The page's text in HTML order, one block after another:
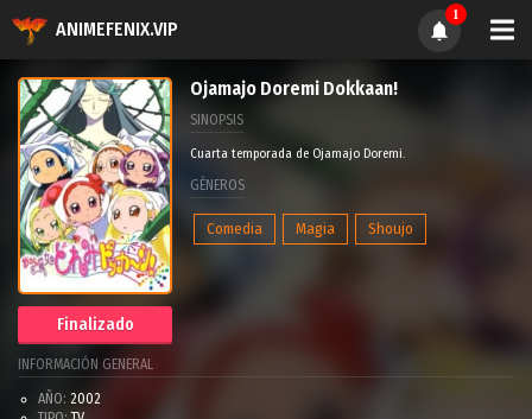
ANIMEFENIX.VIP
1
Finalizado
Ojamajo Doremi Dokkaan!
SINOPSIS
Cuarta temporada de Ojamajo Doremi.
GÉNEROS
Comedia Magia Shoujo
INFORMACIÓN GENERAL
AÑO: 2002